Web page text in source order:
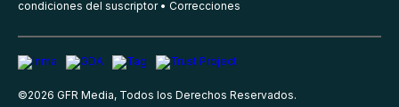
condiciones del suscriptor
Correcciones
©2026 GFR Media, Todos los Derechos Reservados.